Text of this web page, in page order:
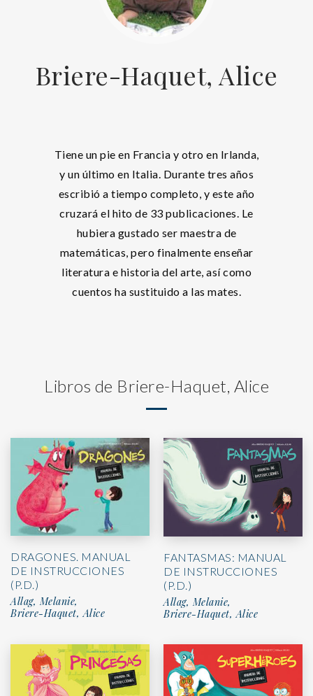
Briere-Haquet, Alice
Tiene un pie en Francia y otro en Irlanda,
y un último en Italia. Durante tres años
escribió a tiempo completo, y este año
cruzará el hito de 33 publicaciones. Le
hubiera gustado ser maestra de
matemáticas, pero finalmente enseñar
literatura e historia del arte, así como
cuentos ha sustituido a las mates.
Libros de Briere-Haquet, Alice
DRAGONES. MANUAL
DE INSTRUCCIONES
(P.D.)
Allag, Melanie,
Briere-Haquet, Alice
FANTASMAS: MANUAL
DE INSTRUCCIONES
(P.D.)
Allag, Melanie,
Briere-Haquet, Alice